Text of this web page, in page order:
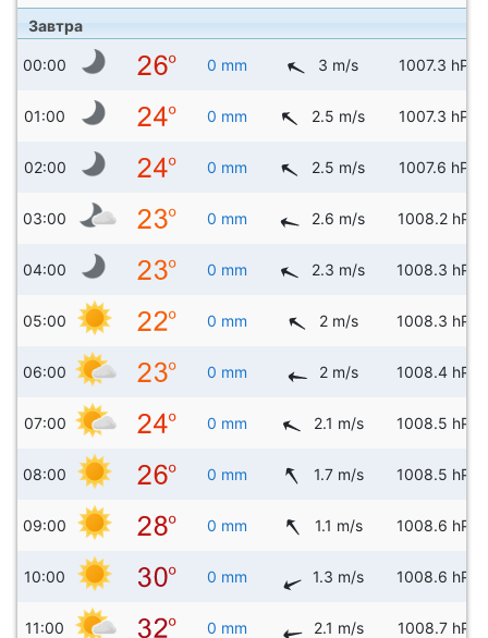
Завтра
00:00 0 mm 3 m/s 1007.3 hPa
01:00 0 mm 2.5 m/s 1007.3 hPa
02:00 0 mm 2.5 m/s 1007.6 hPa
03:00 0 mm 2.6 m/s 1008.2 hPa
04:00 0 mm 2.3 m/s 1008.3 hPa
05:00 0 mm 2 m/s 1008.3 hPa
06:00 0 mm 2 m/s 1008.4 hPa
07:00 0 mm 2.1 m/s 1008.5 hPa
08:00 0 mm 1.7 m/s 1008.5 hPa
09:00 0 mm 1.1 m/s 1008.6 hPa
10:00 0 mm 1.3 m/s 1008.6 hPa
11:00 0 mm 2.1 m/s 1008.7 hPa